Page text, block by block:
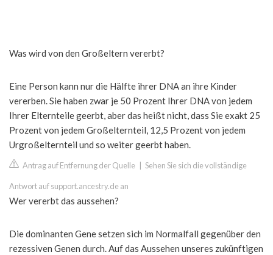
Was wird von den Großeltern vererbt?
Eine Person kann nur die Hälfte ihrer DNA an ihre Kinder
vererben. Sie haben zwar je 50 Prozent Ihrer DNA von jedem
Ihrer Elternteile geerbt, aber das heißt nicht, dass Sie exakt 25
Prozent von jedem Großelternteil, 12,5 Prozent von jedem
Urgroßelternteil und so weiter geerbt haben.
Antrag auf Entfernung der Quelle Sehen Sie sich die vollständige
Antwort auf support.ancestry.de an
Wer vererbt das aussehen?
Die dominanten Gene setzen sich im Normalfall gegenüber den
rezessiven Genen durch. Auf das Aussehen unseres zukünftigen